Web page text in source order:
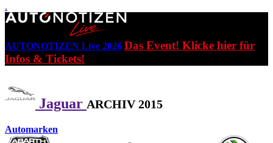
.
AUTONOTIZEN Live 2026 Das Event! Klicke hier für
Infos & Tickets!
Jaguar ARCHIV 2015
Automarken